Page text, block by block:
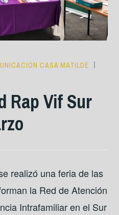
CASA MATILDE
Rap Vif Sur
realizó una feria de las
la Red de Atención
Intrafamiliar en el Sur